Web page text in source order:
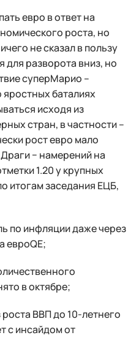
евро в ответ на
роста, но
не сказал в пользу
для разворота вниз, но
суперМарио –
баталиях
исходя из
стран, в частности –
рост евро мало
− намерений на
1.20 у крупных
итогам заседания ЕЦБ,
по инфляции даже через
евроQE;
в октябре;
ВВП до 10-летнего
с инсайдом от